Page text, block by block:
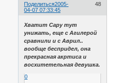
Поделиться 48
2005-
04-07 07:33:45
Хватит Сару тут
унижать, еще с Агилерой
сравнили и с Аврил..
вообще беспридел, она
прекрасная акртиса и
восхитетельная девушка.
0